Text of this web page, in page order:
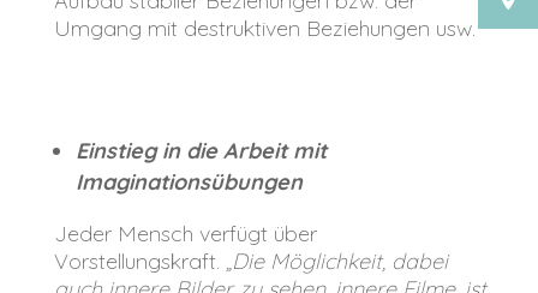
Umgang mit destruktiven Beziehungen usw.
Einstieg in die Arbeit mit
Imaginationsübungen
Jeder Mensch verfügt über
Vorstellungskraft. „Die Möglichkeit, dabei